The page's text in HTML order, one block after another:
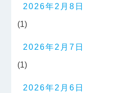
2026年2月8日
(1)
2026年2月7日
(1)
2026年2月6日